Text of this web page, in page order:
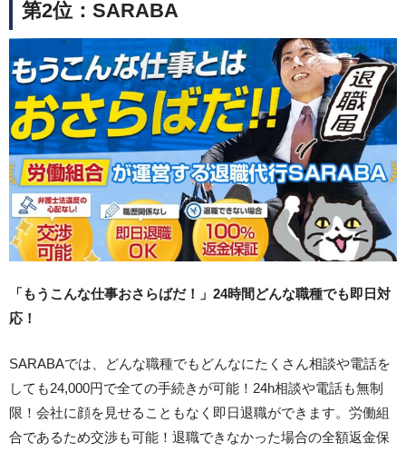
第2位：SARABA
「もうこんな仕事おさらばだ！」24時間どんな職種でも即日対
応！
SARABAでは、どんな職種でもどんなにたくさん相談や電話を
しても24,000円で全ての手続きが可能！24h相談や電話も無制
限！会社に顔を見せることもなく即日退職ができます。労働組
合であるため交渉も可能！退職できなかった場合の全額返金保